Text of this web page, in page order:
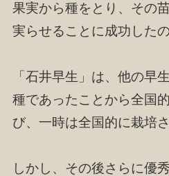
果実から種をとり、その
実らせることに成功したの
「石井早生」は、他の早
種であったことから全国
び、一時は全国的に栽培
しかし、その後さらに優